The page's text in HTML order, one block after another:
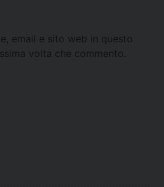
email e sito web in questo
volta che commento.